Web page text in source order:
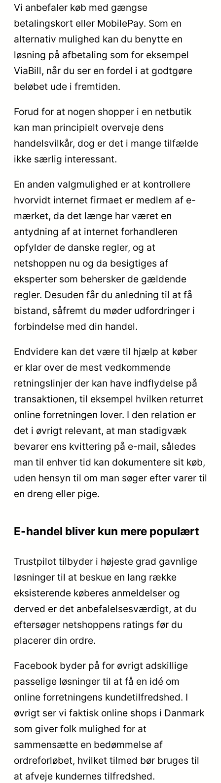
Vi anbefaler køb med gængse
betalingskort eller MobilePay. Som en
alternativ mulighed kan du benytte en
løsning på afbetaling som for eksempel
ViaBill, når du ser en fordel i at godtgøre
beløbet ude i fremtiden.
Forud for at nogen shopper i en netbutik
kan man principielt overveje dens
handelsvilkår, dog er det i mange tilfælde
ikke særlig interessant.
En anden valgmulighed er at kontrollere
hvorvidt internet firmaet er medlem af e-
mærket, da det længe har været en
antydning af at internet forhandleren
opfylder de danske regler, og at
netshoppen nu og da besigtiges af
eksperter som behersker de gældende
regler. Desuden får du anledning til at få
bistand, såfremt du møder udfordringer i
forbindelse med din handel.
Endvidere kan det være til hjælp at køber
er klar over de mest vedkommende
retningslinjer der kan have indflydelse på
transaktionen, til eksempel hvilken returret
online forretningen lover. I den relation er
det i øvrigt relevant, at man stadigvæk
bevarer ens kvittering på e-mail, således
man til enhver tid kan dokumentere sit køb,
uden hensyn til om man søger efter varer til
en dreng eller pige.
E-handel bliver kun mere populært
Trustpilot tilbyder i højeste grad gavnlige
løsninger til at beskue en lang række
eksisterende køberes anmeldelser og
derved er det anbefalelsesværdigt, at du
eftersøger netshoppens ratings før du
placerer din ordre.
Facebook byder på for øvrigt adskillige
passelige løsninger til at få en idé om
online forretningens kundetilfredshed. I
øvrigt ser vi faktisk online shops i Danmark
som giver folk mulighed for at
sammensætte en bedømmelse af
ordreforløbet, hvilket tilmed bør bruges til
at afveje kundernes tilfredshed.